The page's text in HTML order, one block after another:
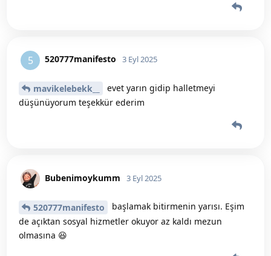
5 520777manifesto 3 Eyl 2025
mavikelebekk__
evet yarın gidip halletmeyi
düşünüyorum teşekkür ederim
Bubenimoykumm 3 Eyl 2025
520777manifesto
başlamak bitirmenin yarısı. Eşim
de açıktan sosyal hizmetler okuyor az kaldı mezun
olmasına 😆